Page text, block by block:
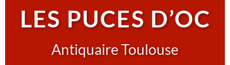
LES PUCES D’OC
Antiquaire Toulouse